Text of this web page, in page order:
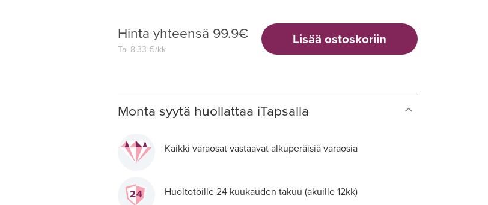
Hinta yhteensä 99.9€
Tai 8.33 €/kk
Lisää ostoskoriin
Monta syytä huollattaa iTapsalla
Kaikki varaosat vastaavat alkuperäisiä varaosia
Huoltotöille 24 kuukauden takuu (akuille 12kk)